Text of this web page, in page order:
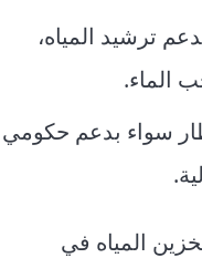
ترشيد المياه،
الماء.
سواء بدعم حكومي
المياه في